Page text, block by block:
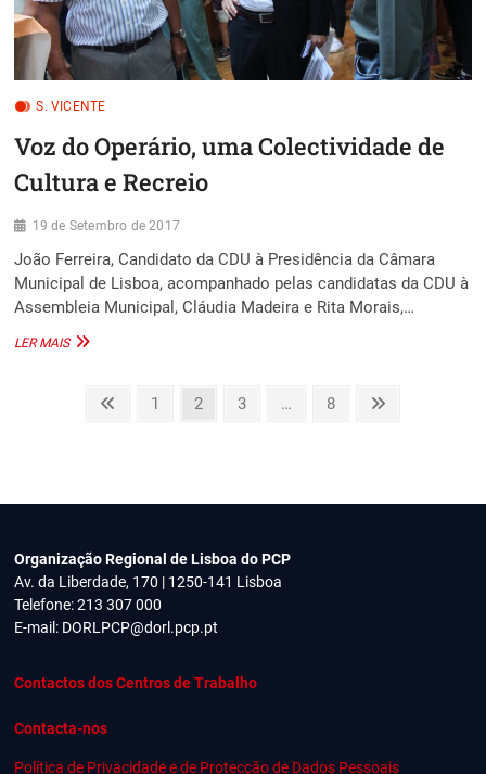
S. VICENTE
Voz do Operário, uma Colectividade de
Cultura e Recreio
19 de Setembro de 2017
João Ferreira, Candidato da CDU à Presidência da Câmara
Municipal de Lisboa, acompanhado pelas candidatas da CDU à
Assembleia Municipal, Cláudia Madeira e Rita Morais,…
LER MAISVOZ
Paginação Previous
Page
1 Page
2 Page
3 … Page
8
Next
Organização Regional de Lisboa do PCP
Av. da Liberdade, 170 | 1250-141 Lisboa
Telefone: 213 307 000
E-mail: DORLPCP@dorl.pcp.pt
Contactos dos Centros de Trabalho
Contacta-nos
Política de Privacidade e de Protecção de Dados Pessoais